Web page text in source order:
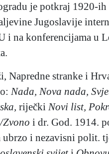
je potkraj 1920-
Jugoslavije
na konferencijama u
stranke i
Nada, Nova nada,
riječki Novi list,
Zvono i dr. God. 1914.
i nezavisni polit.